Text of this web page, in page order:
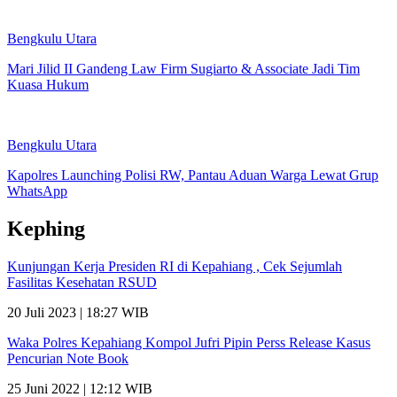
Bengkulu Utara
Mari Jilid II Gandeng Law Firm Sugiarto & Associate Jadi Tim
Kuasa Hukum
Bengkulu Utara
Kapolres Launching Polisi RW, Pantau Aduan Warga Lewat Grup
WhatsApp
Kephing
Kunjungan Kerja Presiden RI di Kepahiang , Cek Sejumlah
Fasilitas Kesehatan RSUD
20 Juli 2023 | 18:27 WIB
Waka Polres Kepahiang Kompol Jufri Pipin Perss Release Kasus
Pencurian Note Book
25 Juni 2022 | 12:12 WIB